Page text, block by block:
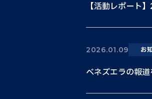
【活動レポート
2026.01.09 お
ベネズエラの報